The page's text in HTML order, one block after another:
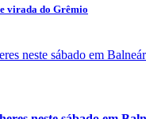
virada do Grêmio